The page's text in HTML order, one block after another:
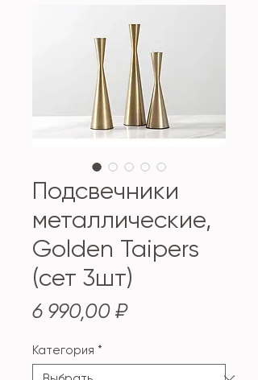
Подсвечники
металлические,
Golden Taipers
(сет 3шт)
6 990,00 ₽Цена
Категория *